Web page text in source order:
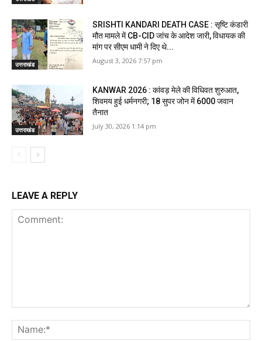
उत्तराखंड
SRISHTI KANDARI DEATH CASE : सृष्टि कंडारी
मौत मामले में CB-CID जांच के आदेश जारी, विधायक की
मांग पर सीएम धामी ने दिए थे...
August 3, 2026 7:57 pm
उत्तराखंड
KANWAR 2026 : कांवड़ मेले की विधिवत शुरुआत,
शिवमय हुई धर्मनगरी; 18 सुपर जोन में 6000 जवान
तैनात
July 30, 2026 1:14 pm
LEAVE A REPLY